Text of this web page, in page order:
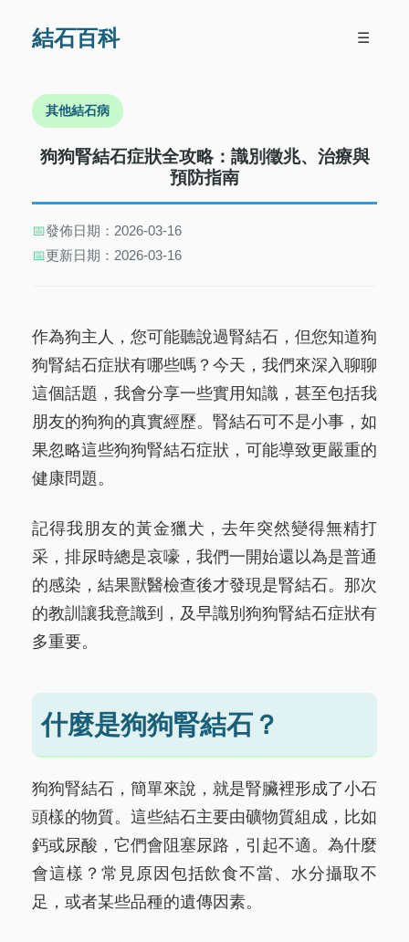
結石百科 ☰
其他結石病
狗狗腎結石症狀全攻略：識別徵兆、治療與
預防指南
📅發佈日期：2026-03-16
📅更新日期：2026-03-16
作為狗主人，您可能聽說過腎結石，但您知道狗
狗腎結石症狀有哪些嗎？今天，我們來深入聊聊
這個話題，我會分享一些實用知識，甚至包括我
朋友的狗狗的真實經歷。腎結石可不是小事，如
果忽略這些狗狗腎結石症狀，可能導致更嚴重的
健康問題。
記得我朋友的黃金獵犬，去年突然變得無精打
采，排尿時總是哀嚎，我們一開始還以為是普通
的感染，結果獸醫檢查後才發現是腎結石。那次
的教訓讓我意識到，及早識別狗狗腎結石症狀有
多重要。
什麼是狗狗腎結石？
狗狗腎結石，簡單來說，就是腎臟裡形成了小石
頭樣的物質。這些結石主要由礦物質組成，比如
鈣或尿酸，它們會阻塞尿路，引起不適。為什麼
會這樣？常見原因包括飲食不當、水分攝取不
足，或者某些品種的遺傳因素。